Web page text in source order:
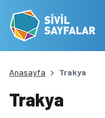
Anasayfa Trakya
Trakya